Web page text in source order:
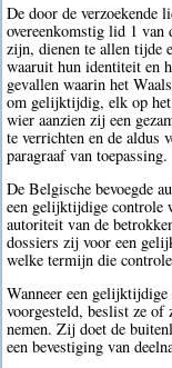
De door de verzoekende
overeenkomstig lid 1 van
zijn, dienen te allen tijde
waaruit hun identiteit en
gevallen waarin het
om gelijktijdig, elk op het
wier aanzien zij een
te verrichten en de aldus
paragraaf van toepassing.
De Belgische bevoegde
een gelijktijdige controle
autoriteit van de
dossiers zij voor een
welke termijn die
Wanneer een
voorgesteld, beslist ze
nemen. Zij doet de
een bevestiging van